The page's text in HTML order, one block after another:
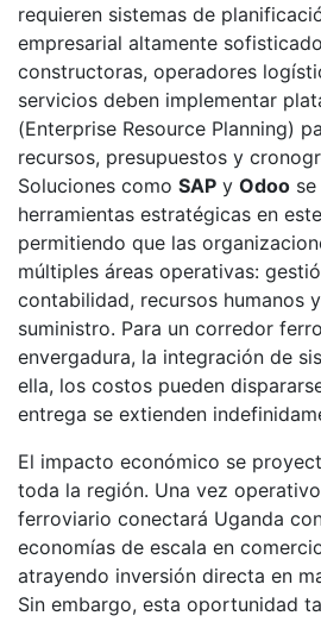
requieren sistemas de
empresarial altamente
constructoras, operadores
servicios deben implementar
(Enterprise Resource Planning)
recursos, presupuestos y
Soluciones como SAP y Odoo
herramientas estratégicas en
permitiendo que las
múltiples áreas operativas:
contabilidad, recursos humanos
suministro. Para un corredor
envergadura, la integración de
ella, los costos pueden
entrega se extienden
El impacto económico se
toda la región. Una vez
ferroviario conectará Uganda
economías de escala en
atrayendo inversión directa en
Sin embargo, esta oportunidad